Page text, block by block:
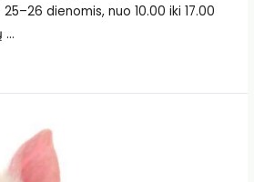
dienomis, nuo 10.00 iki 17.00
…